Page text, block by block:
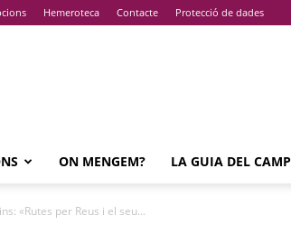
Hemeroteca Contacte Protecció de dades
ON MENGEM? LA GUIA DEL CAMP
«Rutes per Reus i el seu...